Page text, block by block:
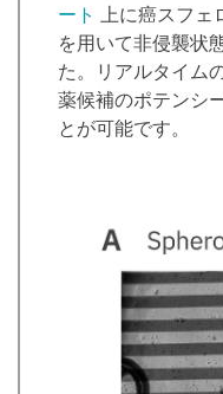
ート
上に癌スフ
を用いて非侵襲状
た。リアルタイム
薬候補のポテンシ
とが可能です。